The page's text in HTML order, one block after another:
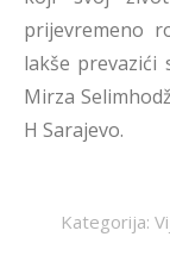
prijevremeno
lakše prevazići
Mirza
H Sarajevo.
Kategorija: